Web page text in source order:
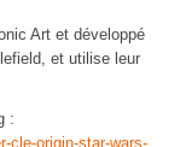
Art et développé
et utilise leur
:
cle-origin-star-wars-